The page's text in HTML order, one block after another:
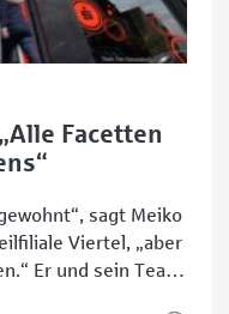
Facetten
sagt Meiko
Viertel, „aber
Er und sein Team